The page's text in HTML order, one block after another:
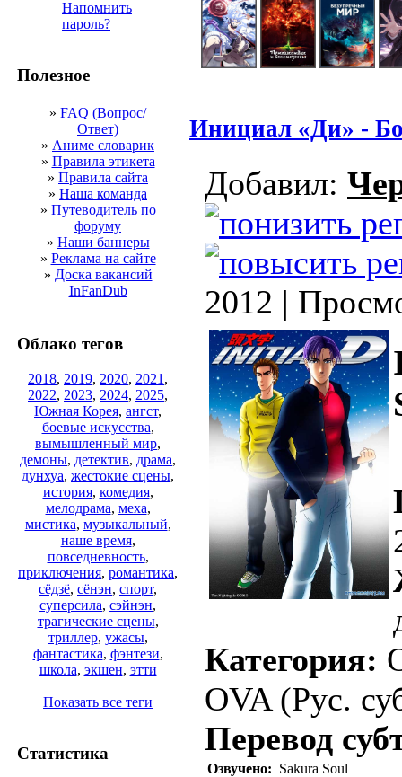
Напомнить
пароль?
Полезное
» FAQ (Вопрос/
Ответ)
» Аниме словарик
» Правила этикета
» Правила сайта
» Наша команда
» Путеводитель по
форуму
» Наши баннеры
» Реклама на сайте
» Доска вакансий
InFanDub
Облако тегов
2018, 2019, 2020, 2021 ,
2022, 2023, 2024, 2025,
Южная Корея, ангст,
боевые искусства,
вымышленный мир,
демоны, детектив, драма,
дунхуа, жестокие сцены,
история, комедия,
мелодрама, меха,
мистика, музыкальный,
наше время,
повседневность,
приключения, романтика,
сёдзё, сёнэн, спорт,
суперсила, сэйнэн,
трагические сцены,
триллер, ужасы,
фантастика, фэнтези,
школа, экшен, этти
Показать все теги
Статистика
Инициал «Ди» -
Добавил:
2012 |
Категория:
OVA (Рус.
Перевод
Озвучено: Sakura Soul